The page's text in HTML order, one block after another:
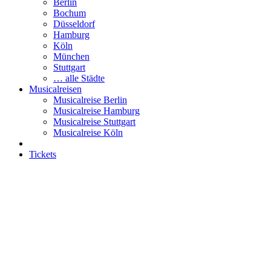
Berlin
Bochum
Düsseldorf
Hamburg
Köln
München
Stuttgart
… alle Städte
Musicalreisen
Musicalreise Berlin
Musicalreise Hamburg
Musicalreise Stuttgart
Musicalreise Köln
Tickets